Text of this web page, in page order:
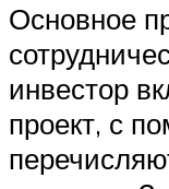
Основное
инвестор
проект, с